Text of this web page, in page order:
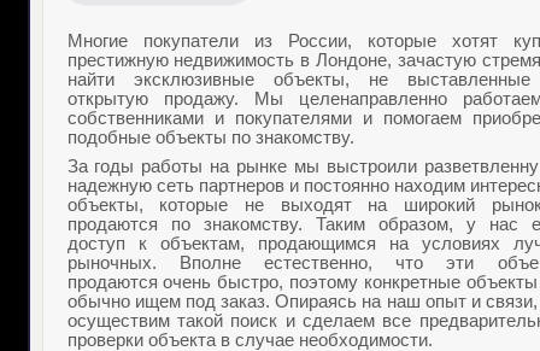
Многие покупатели из России, которые хотят
престижную недвижимость в Лондоне, зачастую
найти эксклюзивные объекты, не
открытую продажу. Мы целенаправленно
собственниками и покупателями и помогаем
подобные объекты по знакомству.
За годы работы на рынке мы выстроили
надежную сеть партнеров и постоянно находим
объекты, которые не выходят на широкий
продаются по знакомству. Таким образом, у нас
доступ к объектам, продающимся на условиях
рыночных. Вполне естественно, что эти
продаются очень быстро, поэтому конкретные
обычно ищем под заказ. Опираясь на наш опыт и
осуществим такой поиск и сделаем все
проверки объекта в случае необходимости.